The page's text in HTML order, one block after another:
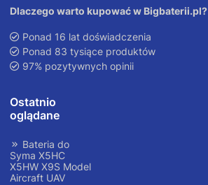
Dlaczego warto kupować w Bigbaterii.pl?
Ponad 16 lat doświadczenia
Ponad 83 tysiące produktów
97% pozytywnych opinii
Ostatnio
oglądane
Bateria do
Syma X5HC
X5HW X9S Model
Aircraft UAV